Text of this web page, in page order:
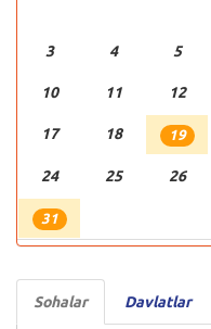
3 4 5
10 11 12
17 18 19
24 25 26
31
Sohalar Davlatlar